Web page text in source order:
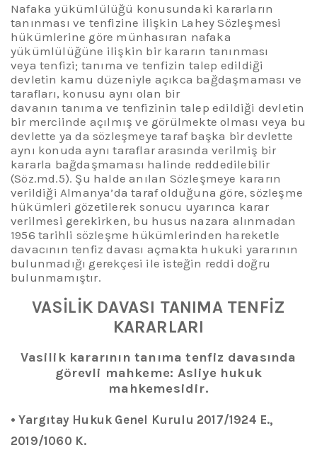
Nafaka yükümlülüğü konusundaki kararların
tanınması ve tenfizine ilişkin Lahey Sözleşmesi
hükümlerine göre münhasıran nafaka
yükümlülüğüne ilişkin bir kararın tanınması
veya tenfizi; tanıma ve tenfizin talep edildiği
devletin kamu düzeniyle açıkca bağdaşmaması ve
tarafları, konusu aynı olan bir
davanın tanıma ve tenfizinin talep edildiği devletin
bir merciinde açılmış ve görülmekte olması veya bu
devlette ya da sözleşmeye taraf başka bir devlette
aynı konuda aynı taraflar arasında verilmiş bir
kararla bağdaşmaması halinde reddedilebilir
(Söz.md.5). Şu halde anılan Sözleşmeye kararın
verildiği Almanya’da taraf olduğuna göre, sözleşme
hükümleri gözetilerek sonucu uyarınca karar
verilmesi gerekirken, bu husus nazara alınmadan
1956 tarihli sözleşme hükümlerinden hareketle
davacının tenfiz davası açmakta hukuki yararının
bulunmadığı gerekçesi ile isteğin reddi doğru
bulunmamıştır.
VASİLİK DAVASI TANIMA TENFİZ
KARARLARI
Vasilik kararının tanımatenfiz davasında
görevli mahkeme: Asliye hukuk
mahkemesidir.
•Yargıtay Hukuk Genel Kurulu 2017/1924 E.,
2019/1060 K.